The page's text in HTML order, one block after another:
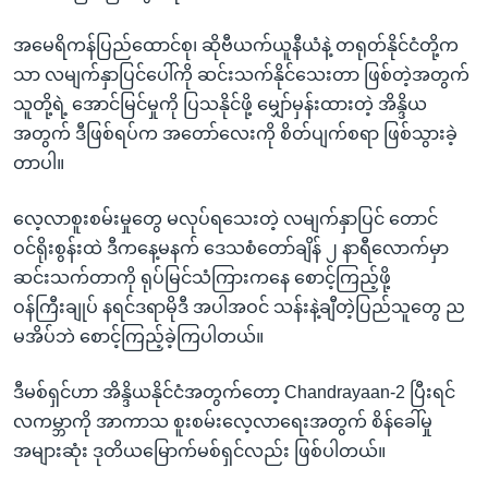
အမေရိကန်ပြည်ထောင်စု၊ ဆိုဗီယက်ယူနီယံနဲ့ တရုတ်နိုင်ငံတို့က
သာ လမျက်နှာပြင်ပေါ်ကို ဆင်းသက်နိုင်သေးတာ ဖြစ်တဲ့အတွက်
သူတို့ရဲ့ အောင်မြင်မှုကို ပြသနိုင်ဖို့ မျှော်မှန်းထားတဲ့ အိန္ဒိယ
အတွက် ဒီဖြစ်ရပ်က အတော်လေးကို စိတ်ပျက်စရာ ဖြစ်သွားခဲ့
တာပါ။
လေ့လာစူးစမ်းမှုတွေ မလုပ်ရသေးတဲ့ လမျက်နှာပြင် တောင်
ဝင်ရိုးစွန်းထဲ ဒီကနေ့မနက် ဒေသစံတော်ချိန် ၂ နာရီလောက်မှာ
ဆင်းသက်တာကို ရုပ်မြင်သံကြားကနေ စောင့်ကြည့်ဖို့
ဝန်ကြီးချုပ် နရင်ဒရာမိုဒီ အပါအဝင် သန်းနဲ့ချီတဲ့ပြည်သူတွေ ည
မအိပ်ဘဲ စောင့်ကြည့်ခဲ့ကြပါတယ်။
ဒီမစ်ရှင်ဟာ အိန္ဒိယနိုင်ငံအတွက်တော့ Chandrayaan-2 ပြီးရင်
လကမ္ဘာကို အာကာသ စူးစမ်းလေ့လာရေးအတွက် စိန်ခေါ်မှု
အများဆုံး ဒုတိယမြောက်မစ်ရှင်လည်း ဖြစ်ပါတယ်။